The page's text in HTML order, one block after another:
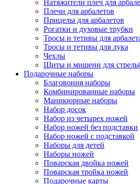
Натяжители плеч для
Плечи для арбалетов
Прицелы для арбалетов
Рогатки и духовые трубки
Тросы и тетивы для
Тросы и тетивы для лука
Чехлы
Щиты и мишени для
Подарочные наборы
Благовония наборы
Комбинированные наборы
Маникюрные наборы
Набор досок
Набор из четырех ножей
Набор ножей без подставки
Набор ножей с подставкой
Наборы для детей
Наборы ножей
Поварская двойка ножей
Поварская тройка ножей
Подарочные карты